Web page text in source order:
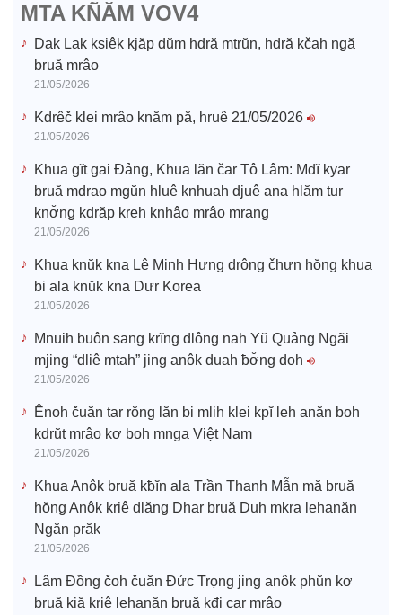
o
MTA KÑĂM VOV4
Dak Lak ksiêk kjăp dŭm hdră mtrŭn, hdră kčah ngă
bruă mrâo
21/05/2026
Kdrêč klei mrâo knăm pă, hruê 21/05/2026
21/05/2026
Khua gĭt gai Đảng, Khua lăn čar Tô Lâm: Mđĭ kyar
bruă mdrao mgŭn hluê knhuah djuê ana hlăm tur
knơ̆ng kdrăp kreh knhâo mrâo mrang
21/05/2026
Khua knŭk kna Lê Minh Hưng drông čhưn hŏng khua
bi ala knŭk kna Dưr Korea
21/05/2026
Mnuih ƀuôn sang krĭng dlông nah Yŭ Quảng Ngãi
mjing “dliê mtah” jing anôk duah ƀơ̆ng doh
21/05/2026
Ênoh čuăn tar rŏng lăn bi mlih klei kpĭ leh anăn boh
kdrŭt mrâo kơ boh mnga Việt Nam
21/05/2026
Khua Anôk bruă kƀĭn ala Trần Thanh Mẫn mă bruă
hŏng Anôk kriê dlăng Dhar bruă Duh mkra lehanăn
Ngăn prăk
21/05/2026
Lâm Đồng čoh čuăn Đức Trọng jing anôk phŭn kơ
bruă kiă kriê lehanăn bruă kđi car mrâo